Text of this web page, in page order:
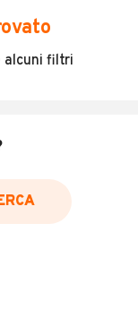
come:
la disponibilità
alcuni filtri